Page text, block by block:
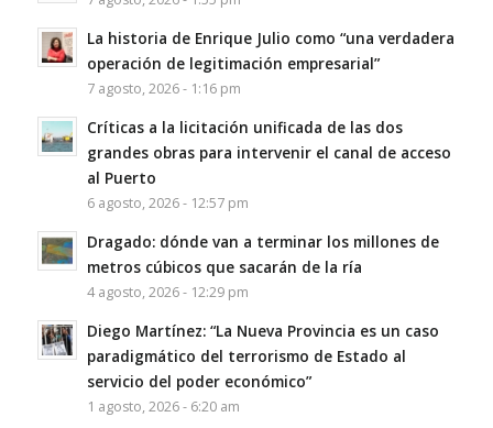
La historia de Enrique Julio como “una verdadera
operación de legitimación empresarial”
7 agosto, 2026 - 1:16 pm
Críticas a la licitación unificada de las dos
grandes obras para intervenir el canal de acceso
al Puerto
6 agosto, 2026 - 12:57 pm
Dragado: dónde van a terminar los millones de
metros cúbicos que sacarán de la ría
4 agosto, 2026 - 12:29 pm
Diego Martínez: “La Nueva Provincia es un caso
paradigmático del terrorismo de Estado al
servicio del poder económico”
1 agosto, 2026 - 6:20 am